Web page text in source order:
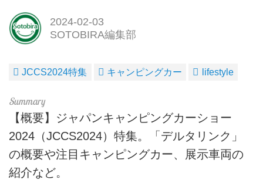
2024-02-03
SOTOBIRA編集部
JCCS2024特集 キャンピングカー lifestyle
【概要】ジャパンキャンピングカーショー
2024（JCCS2024）特集。「デルタリンク」
の概要や注目キャンピングカー、展示車両の
紹介など。